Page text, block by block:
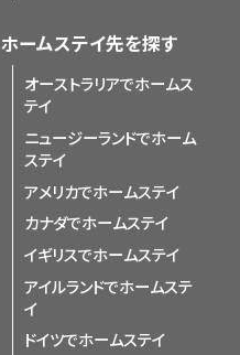
ホームステイ先を探す
オーストラリアでホームス
テイ
ニュージーランドでホーム
ステイ
アメリカでホームステイ
カナダでホームステイ
イギリスでホームステイ
アイルランドでホームステ
イ
ドイツでホームステイ